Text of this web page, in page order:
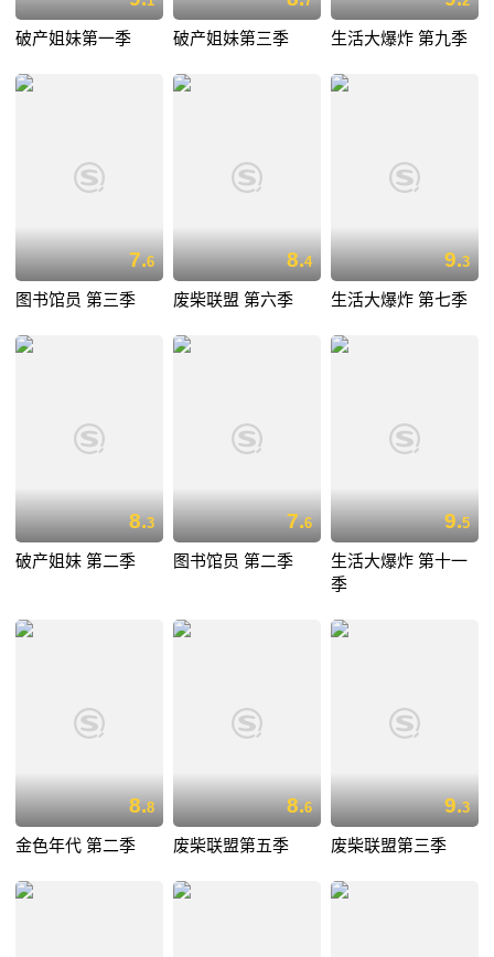
破产姐妹第一季 破产姐妹第三季 生活大爆炸 第九季
7.6
图书馆员 第三季
8.4
废柴联盟 第六季
9.3
生活大爆炸 第七季
8.3
破产姐妹 第二季
7.6
图书馆员 第二季
9.5
生活大爆炸 第十一
季
8.8
金色年代 第二季
8.6
废柴联盟第五季
9.3
废柴联盟第三季